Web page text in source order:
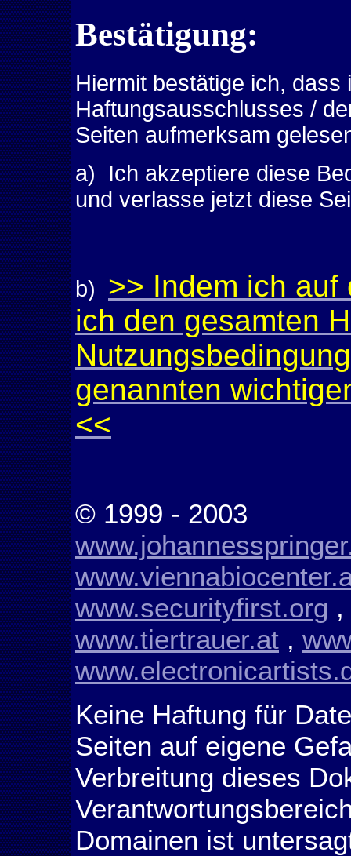
Bestätigung:
Hiermit bestätige ich,
Haftungsausschlusses /
Seiten aufmerksam
a) Ich akzeptiere diese
und verlasse jetzt diese
b) >> Indem ich auf
ich den gesamten
genannten
<<
© 1999 - 2003
www.securityfirst.org ,
www.tiertrauer.at ,
Keine Haftung für
Seiten auf eigene
Verbreitung dieses
Domainen ist